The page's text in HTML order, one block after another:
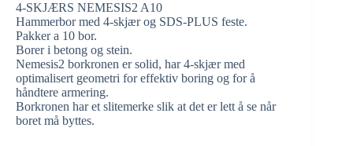
4-SKJÆRS NEMESIS2 A10
Hammerbor med 4-skjær og SDS-PLUS feste.
Pakker a 10 bor.
Borer i betong og stein.
Nemesis2 borkronen er solid, har 4-skjær med
optimalisert geometri for effektiv boring og for å
håndtere armering.
Borkronen har et slitemerke slik at det er lett å se når
boret må byttes.